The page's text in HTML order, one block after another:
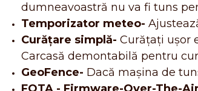
dumneavoastră nu va fi tuns
Temporizator meteo-
Curățare simplă- Curățați ușor
Carcasă demontabilă pentru
GeoFence- Dacă mașina de